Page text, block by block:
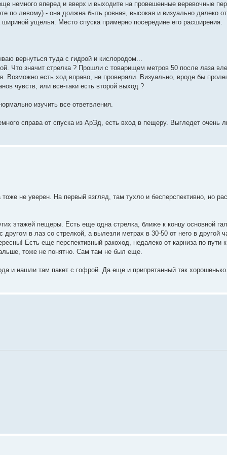
немного вперед и вверх и выходите на провешенные веревочные
по левому) - она должна быть ровная, высокая и визуально далеко
ущелья. Место спуска примерно посередине его расширения.
вернуться туда с гидрой и кислородом...
Что значит стрелка ? Прошли с товарищем метров 50 после лаза
есть ход вправо, не проверяли. Визуально, вроде бы
чувств, или все-таки есть второй выход ?
изучить все ответвления.
справа от спуска из АрЭд, есть вход в пещеру. Выгледет очень
не уверен. На первый взгляд, там тухло и бесперспективно, но
этажей пещеры. Есть еще одна стрелка, ближе к концу основной
в лаз со стрелкой, а вылезли метрах в 30-50 от него в другой
Есть еще перспективный ракоход, недалеко от карниза по пути
тоже не понятно. Сам там не был еще.
и нашли там пакет с гофрой. Да еще и припрятанный так